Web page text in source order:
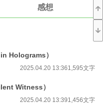
に冷徹な“記録者”。
者”として彼女を作り上げたのか。
はどこまで“人間”に近づくのか。
感想
Holograms）
2025.04.20 13:361,595文字
Witness）
2025.04.20 13:391,456文字